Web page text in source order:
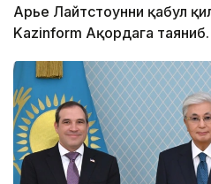
Арье Лайтстоунни қабул
Kazinform Ақордага таяниб.